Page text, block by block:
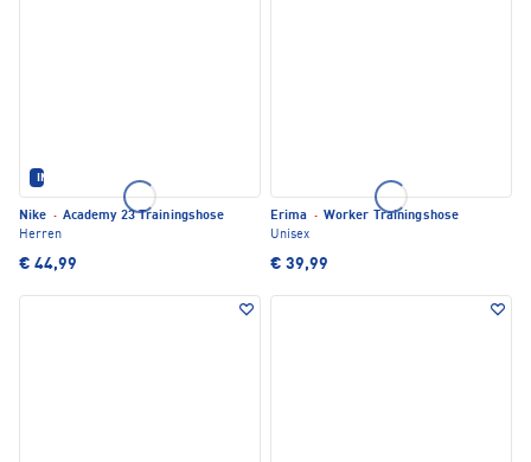
IM SET ERHÄLTLICH
Nike · Academy 23 Trainingshose
Herren
€ 44,99
Erima · Worker Trainingshose
Unisex
€ 39,99